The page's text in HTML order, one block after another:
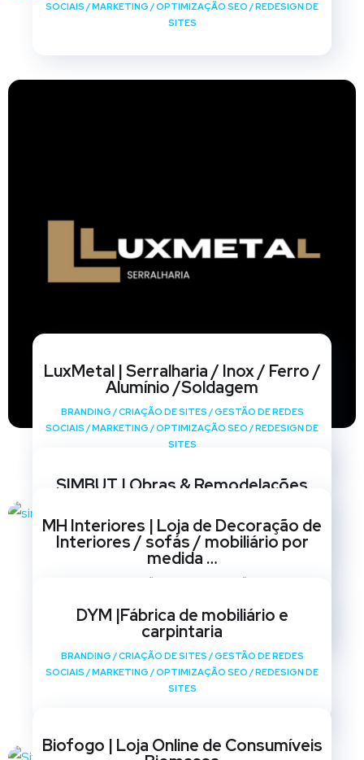
SOCIAIS /MARKETING /OPTIMIZAÇÃO SEO /REDESIGN DE
SITES
LuxMetal | Serralharia / Inox / Ferro /
Alumínio /Soldagem
BRANDING /CRIAÇÃO DE SITES /GESTÃO DE REDES
SOCIAIS /MARKETING /OPTIMIZAÇÃO SEO /REDESIGN DE
SITES
SIMBUT | Obras & Remodelações
SOCIAIS /MARKETING OPTIMIZAÇÃO SEO/ REDESIGN DE
SITES
MH Interiores | Loja de Decoração de
Interiores / sofás / mobiliário por
medida …
SITES
DYM |Fábrica de mobiliário e
carpintaria
BRANDING /CRIAÇÃO DE SITES /GESTÃO DE REDES
SOCIAIS /MARKETING /OPTIMIZAÇÃO SEO /REDESIGN DE
SITES
Biofogo | Loja Online de Consumíveis